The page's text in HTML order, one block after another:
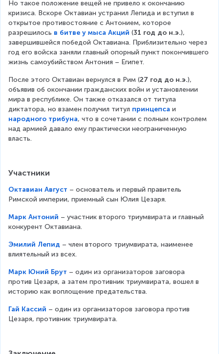
Но такое положение вещей не привело к окончанию
кризиса. Вскоре Октавиан устранил Лепида и вступил в
открытое противостояние с Антонием, которое
разрешилось в битве у мыса Акций (31 год до н.э.),
завершившейся победой Октавиана. Приблизительно через
год его войска заняли главный опорный пункт покончившего
жизнь самоубийством Антония – Египет.
После этого Октавиан вернулся в Рим (27 год до н.э.),
объявив об окончании гражданских войн и установлении
мира в республике. Он также отказался от титула
диктатора, но взамен получил титул принцепса и
народного трибуна, что в сочетании с полным контролем
над армией давало ему практически неограниченную
власть.
Участники
Октавиан Август
имской империи, приемный сын Юлия Цезаря.
Марк Антоний
онкурент Октавиана.
Эмилий Лепид
лиятельный из всех.
Марк Юний Брут
ротив Цезаря, а затем противник триумвирата, вошел в и
сторию как воплощение предательства.
Гай Кассий
езаря, противник триумвирата.